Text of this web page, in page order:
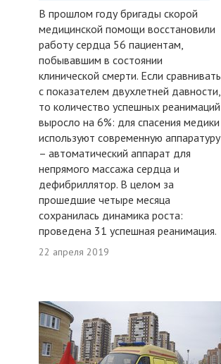
В прошлом году бригады скорой
медицинской помощи восстановили
работу сердца 56 пациентам,
побывавшим в состоянии
клинической смерти. Если сравнивать
с показателем двухлетней давности,
то количество успешных реанимаций
выросло на 6%: для спасения медики
используют современную аппаратуру
– автоматический аппарат для
непрямого массажа сердца и
дефибриллятор. В целом за
прошедшие четыре месяца
сохранилась динамика роста:
проведена 31 успешная реанимация.
22 апреля 2019